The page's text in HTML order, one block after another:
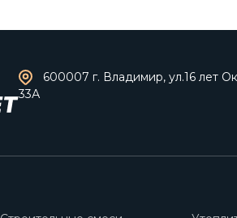
600007 г. Владимир, ул.16 лет
33А